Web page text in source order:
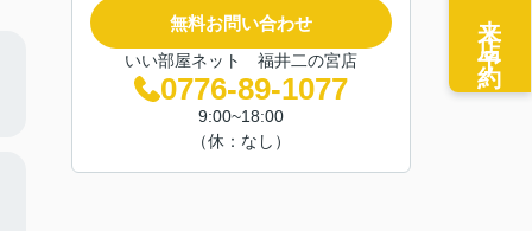
無料お問い合わせ
いい部屋ネット 福井二の宮店
0776-89-1077
9:00~18:00
（休：なし）
来店予約